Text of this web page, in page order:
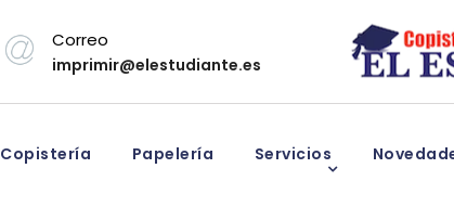
Correo
imprimir@elestudiante.es
Copistería Papelería Servicios